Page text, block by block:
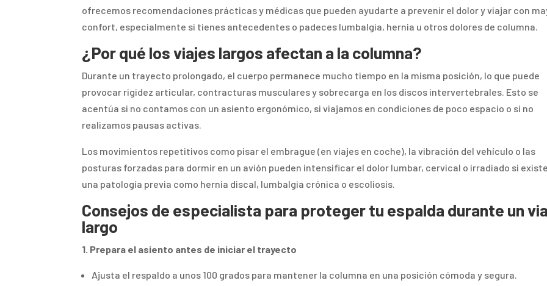
ofrecemos recomendaciones prácticas y médicas que pueden ayudarte a prevenir el dolor y viajar con
confort, especialmente si tienes antecedentes o padeces lumbalgia, hernia u otros dolores de columna.
¿Por qué los viajes largos afectan a la columna?
Durante un trayecto prolongado, el cuerpo permanece mucho tiempo en la misma posición, lo que puede
provocar rigidez articular, contracturas musculares y sobrecarga en los discos intervertebrales. Esto se
acentúa si no contamos con un asiento ergonómico, si viajamos en condiciones de poco espacio o si no
realizamos pausas activas.
Los movimientos repetitivos como pisar el embrague (en viajes en coche), la vibración del vehículo o las
posturas forzadas para dormir en un avión pueden intensificar el dolor lumbar, cervical o irradiado si existe
una patología previa como hernia discal, lumbalgia crónica o escoliosis.
Consejos de especialista para proteger tu espalda durante un
largo
1. Prepara el asiento antes de iniciar el trayecto
Ajusta el respaldo a unos 100 grados para mantener la columna en una posición cómoda y segura.